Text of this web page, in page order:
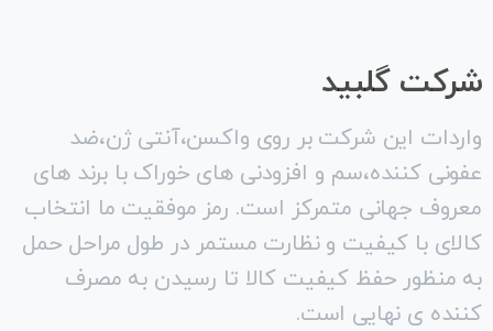
شرکت گلبید
واردات اين شرکت بر روی واکسن،آنتی ژن،ضد
عفونی کننده،سم و افزودنی های خوراک با برند های
معروف جهانی متمرکز است. رمز موفقيت ما انتخاب
کالای با کيفيت و نظارت مستمر در طول مراحل حمل
به منظور حفظ کيفيت کالا تا رسيدن به مصرف
کننده ی نهايی است.